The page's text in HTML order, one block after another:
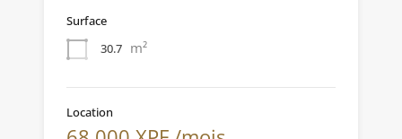
Surface
30.7 m²
Location